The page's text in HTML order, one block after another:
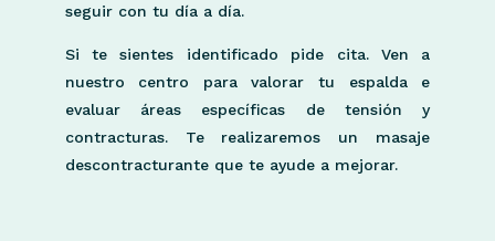
seguir con tu día a día.
Si te sientes identificado pide cita. Ven a
nuestro centro para valorar tu espalda e
evaluar áreas específicas de tensión y
contracturas. Te realizaremos un masaje
descontracturante que te ayude a mejorar.